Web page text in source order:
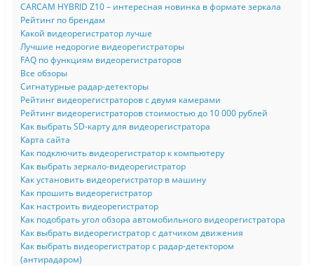
CARCAM HYBRID Z10 – интересная новинка в формате зеркала
Рейтинг по брендам
Какой видеорегистратор лучше
Лучшие недорогие видеорегистраторы
FAQ по функциям видеорегистраторов
Все обзоры
Сигнатурные радар-детекторы
Рейтинг видеорегистраторов с двумя камерами
Рейтинг видеорегистраторов стоимостью до 10 000 рублей
Как выбрать SD-карту для видеорегистратора
Карта сайта
Как подключить видеорегистратор к компьютеру
Как выбрать зеркало-видеорегистратор
Как установить видеорегистратор в машину
Как прошить видеорегистратор
Как настроить видеорегистратор
Как подобрать угол обзора автомобильного видеорегистратора
Как выбрать видеорегистратор с датчиком движения
Как выбрать видеорегистратор с радар-детектором
(антирадаром)